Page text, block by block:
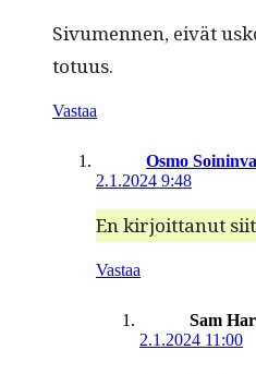
Sivu­men­nen, eivät
totuus.
Vastaa
Osmo
2.1.2024 9:48
En kir­joit­tanut
Vastaa
Sam
2.1.2024 11:00